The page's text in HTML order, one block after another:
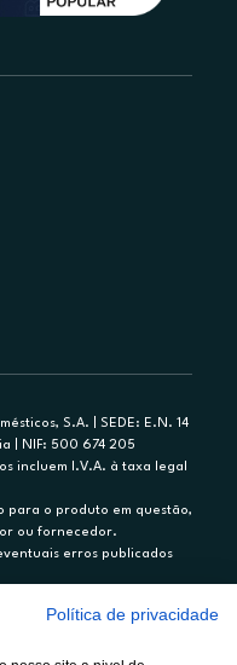
S.A. | SEDE: E.N. 14
| NIF: 500 674 205
incluem I.V.A. à taxa legal
para o produto em questão,
ou fornecedor.
erros publicados
em 12 meses, TAN
Política de privacidade